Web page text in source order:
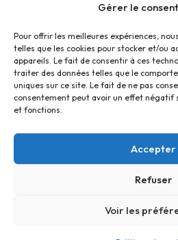
Gérer le
Pour offrir les meilleures expériences,
telles que les cookies pour stocker et/ou
appareils. Le fait de consentir à ces
traiter des données telles que le
uniques sur ce site. Le fait de ne pas
consentement peut avoir un effet négatif
et fonctions.
Accepter
Refuser
Voir les
Contact